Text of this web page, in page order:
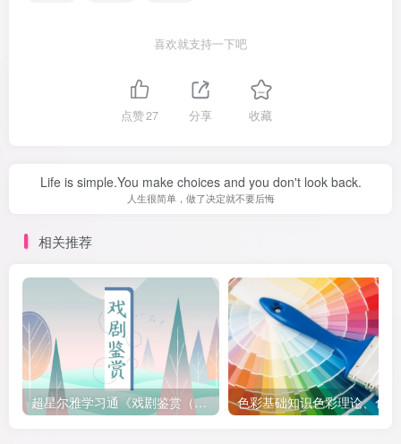
喜欢就支持一下吧
点赞27 分享 收藏
Life is simple.You make choices and you don't look back.
人生很简单，做了决定就不要后悔
相关推荐
超星尔雅学习通《戏剧鉴赏（中央戏剧学院）》章节测试参考答案